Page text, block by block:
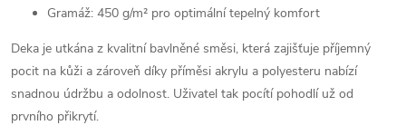
Gramáž: 450 g/m² pro optimální tepelný komfort
Deka je utkána z kvalitní bavlněné směsi, která zajišťuje příjemný
pocit na kůži a zároveň díky příměsi akrylu a polyesteru nabízí
snadnou údržbu a odolnost. Uživatel tak pocítí pohodlí už od
prvního přikrytí.